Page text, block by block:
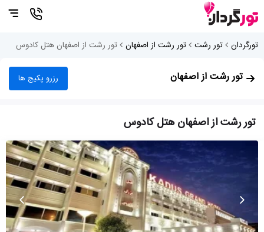
تورگردان تور رشت تور رشت از اصفهان تور رشت از اصفهان هتل کادوس
تور رشت از اصفهان رزرو پکیج ها
تور رشت از اصفهان هتل کادوس